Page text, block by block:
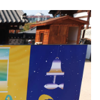
U
R
L
복
사
공
유
하
기
기
크
게
변
경
하
기
기
작
게
변
경
하
기